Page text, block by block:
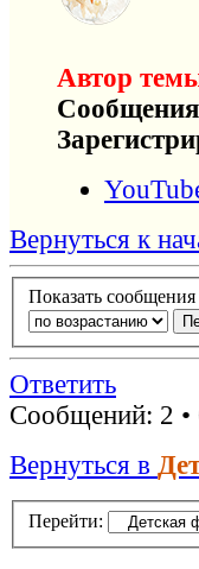
Автор
Вернуться к
Показать сообщения
Ответить
Сообщений: 2 •
Вернуться в
Перейти: